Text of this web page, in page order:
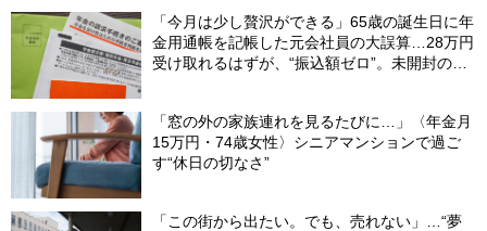
「今月は少し贅沢ができる」65歳の誕生日に年
金用通帳を記帳した元会社員の大誤算…28万円
受け取れるはずが、“振込額ゼロ”。未開封の郵
「窓の外の家族連れを見るたびに…」〈年金月
15万円・74歳女性〉シニアマンションで過ご
す“休日の切なさ”
「この街から出たい。でも、売れない」…“夢